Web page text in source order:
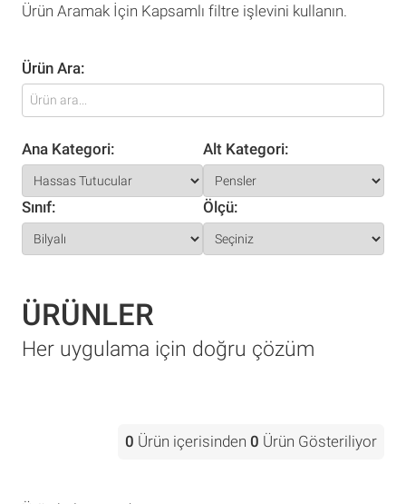
Ürün Aramak İçin Kapsamlı filtre işlevini kullanın.
Ürün Ara:
Ana Kategori: Alt Kategori:
Sınıf: Ölçü:
ÜRÜNLER
Her uygulama için doğru çözüm
0 Ürün içerisinden 0 Ürün Gösteriliyor